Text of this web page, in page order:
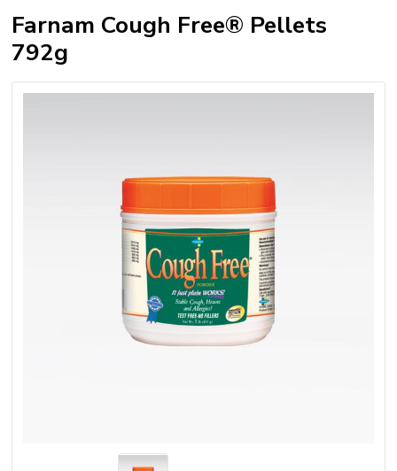
Farnam Cough Free® Pellets
792g